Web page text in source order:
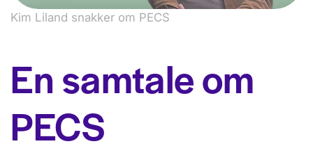
Kim Liland snakker om PECS
En samtale om
PECS